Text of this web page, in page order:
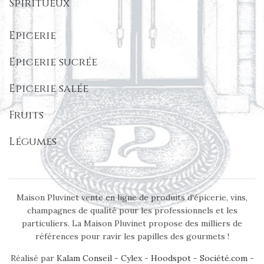
Spiritueux
Epicerie
Epicerie sucrée
Epicerie salée
Fruits
Légumes
Maison Pluvinet vente en ligne de produits d'épicerie, vins,
champagnes de qualité pour les professionnels et les
particuliers. La Maison Pluvinet propose des milliers de
références pour ravir les papilles des gourmets !
Réalisé par Kalam Conseil - Cylex- Hoodspot- Société.com-